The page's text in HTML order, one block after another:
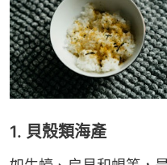
1. 貝殼類海產